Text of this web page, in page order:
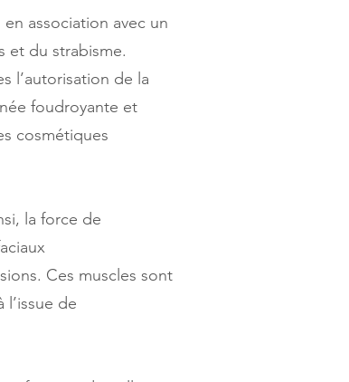
association avec un
et du strabisme.
l’autorisation de la
foudroyante et
cosmétiques
la force de
Ces muscles sont
de